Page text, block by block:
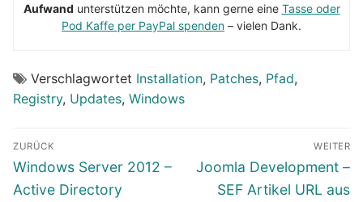
Aufwand unterstützen möchte, kann gerne eine Tasse oder
Pod Kaffe per PayPal spenden – vielen Dank.
Verschlagwortet Installation, Patches, Pfad,
Registry, Updates, Windows
Beitragsnavigation
ZURÜCK
Vorheriger
Beitrag:
Windows Server 2012 –
Active Directory
WEITER
Nächster
Beitrag:
Joomla Development –
SEF Artikel URL aus